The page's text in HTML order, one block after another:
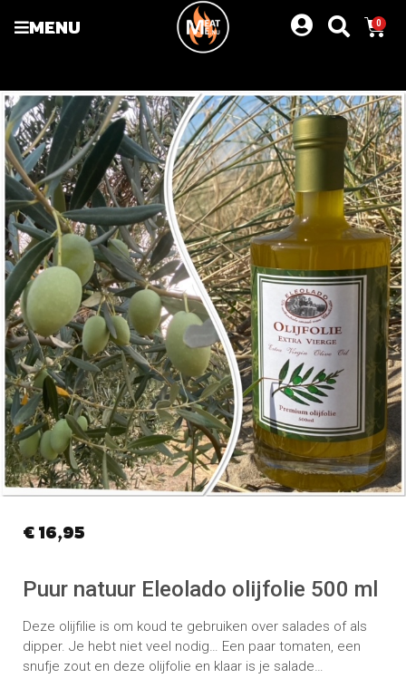
MENU 0
€ 16,95
Puur natuur Eleolado olijfolie 500 ml
Deze olijfilie is om koud te gebruiken over salades of als
dipper. Je hebt niet veel nodig… Een paar tomaten, een
snufje zout en deze olijfolie en klaar is je salade…